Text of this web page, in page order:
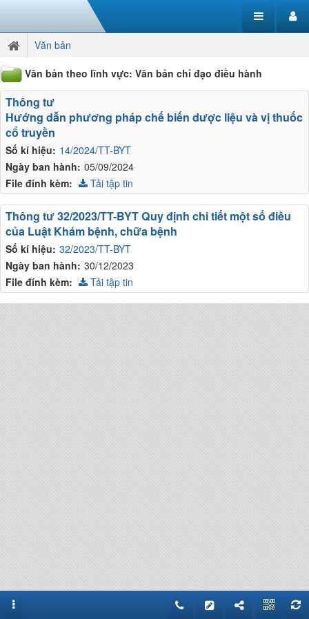
Văn bản
Văn bản theo lĩnh vực: Văn bản chỉ đạo điều hành
Số kí hiệu: 14/2024/TT-BYT
Ngày ban hành: 05/09/2024
Thông tư
Hướng dẫn phương pháp chế biến dược liệu và vị thuốc
cổ truyền
File đính kèm: Tải tập tin
Số kí hiệu: 32/2023/TT-BYT
Ngày ban hành: 30/12/2023
Thông tư 32/2023/TT-BYT Quy định chi tiết một số điều
của Luật Khám bệnh, chữa bệnh
File đính kèm: Tải tập tin